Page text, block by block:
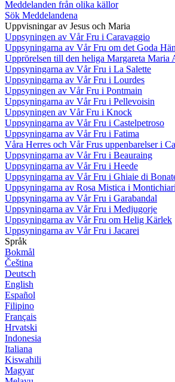
Meddelanden från olika källor
Sök Meddelandena
Uppvisningar av Jesus och Maria
Uppsyningen av Vår Fru i Caravaggio
Uppsyningarna av Vår Fru om det Goda
Upprörelsen till den heliga Margareta Maria
Uppsyningarna av Vår Fru i La Salette
Uppsyningarna av Vår Fru i Lourdes
Uppsyningen av Vår Fru i Pontmain
Uppsyningarna av Vår Fru i Pellevoisin
Uppsyningen av Vår Fru i Knock
Uppsyningarna av Vår Fru i Castelpetroso
Uppsyningarna av Vår Fru i Fatima
Våra Herres och Vår Frus uppenbarelser i
Uppsyningarna av Vår Fru i Beauraing
Uppsyningarna av Vår Fru i Heede
Uppsyningarna av Vår Fru i Ghiaie di
Uppsyningarna av Rosa Mistica i
Uppsyningarna av Vår Fru i Garabandal
Uppsyningarna av Vår Fru i Medjugorje
Uppsyningarna av Vår Fru om Helig Kärlek
Uppsyningarna av Vår Fru i Jacarei
Språk
Bokmål
Čeština
Deutsch
English
Español
Filipino
Français
Hrvatski
Indonesia
Italiana
Kiswahili
Magyar